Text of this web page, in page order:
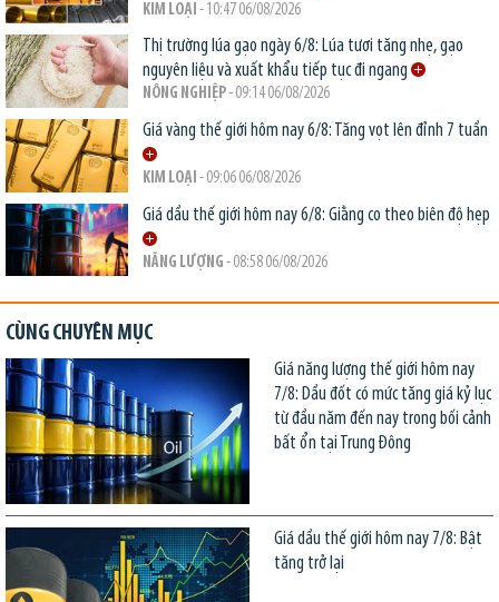
KIM LOẠI - 10:47 06/08/2026
Thị trường lúa gạo ngày 6/8: Lúa tươi tăng nhẹ, gạo
nguyên liệu và xuất khẩu tiếp tục đi ngang
NÔNG NGHIỆP- 09:14 06/08/2026
Giá vàng thế giới hôm nay 6/8: Tăng vọt lên đỉnh 7 tuần
KIM LOẠI - 09:06 06/08/2026
Giá dầu thế giới hôm nay 6/8: Giằng co theo biên độ hẹp
NĂNG LƯỢNG - 08:58 06/08/2026
CÙNG CHUYÊN MỤC
Giá năng lượng thế giới hôm nay
7/8: Dầu đốt có mức tăng giá kỷ lục
từ đầu năm đến nay trong bối cảnh
bất ổn tại Trung Đông
Giá dầu thế giới hôm nay 7/8: Bật
tăng trở lại